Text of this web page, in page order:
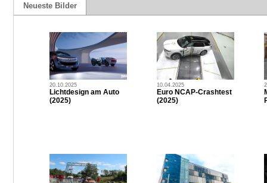
Neueste Bilder
20.10.2025
Lichtdesign am Auto
(2025)
10.04.2025
Euro NCAP-Crashtest
(2025)